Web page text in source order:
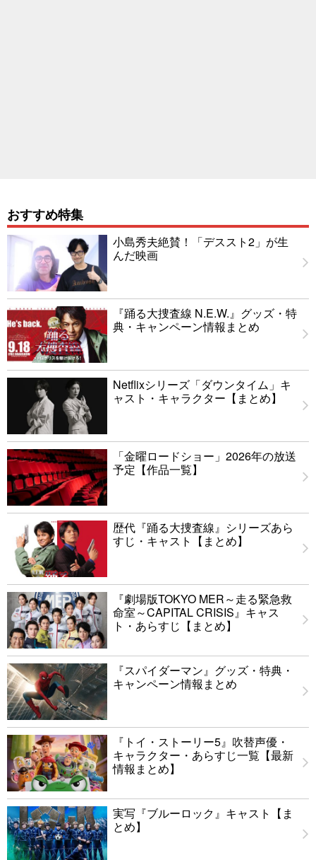
おすすめ特集
小島秀夫絶賛！「デススト2」が生
んだ映画
『踊る大捜査線 N.E.W.』グッズ・特
典・キャンペーン情報まとめ
Netflixシリーズ「ダウンタイム」キ
ャスト・キャラクター【まとめ】
「金曜ロードショー」2026年の放送
予定【作品一覧】
歴代『踊る大捜査線』シリーズあら
すじ・キャスト【まとめ】
『劇場版TOKYO MER～走る緊急救
命室～CAPITAL CRISIS』キャス
ト・あらすじ【まとめ】
『スパイダーマン』グッズ・特典・
キャンペーン情報まとめ
『トイ・ストーリー5』吹替声優・
キャラクター・あらすじ一覧【最新
情報まとめ】
実写『ブルーロック』キャスト【ま
とめ】